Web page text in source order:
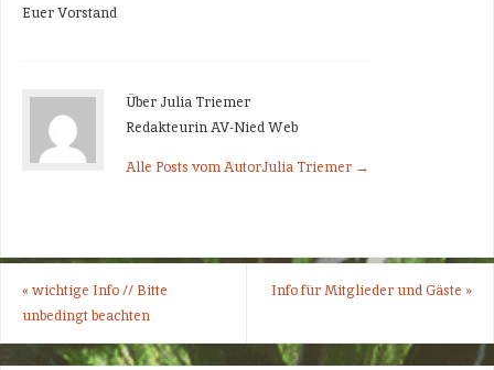
Euer Vorstand
Über Julia Triemer
Redakteurin AV-Nied Web
Alle Posts vom AutorJulia Triemer →
« wichtige Info // Bitte
unbedingt beachten
Info für Mitglieder und Gäste »